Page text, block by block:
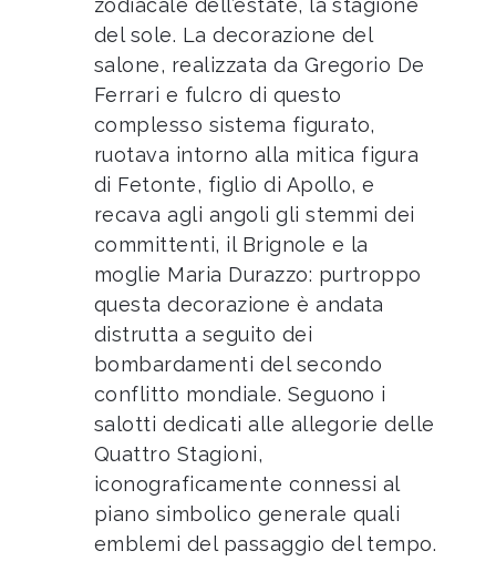
zodiacale dell’estate, la stagione
del sole. La decorazione del
salone, realizzata da Gregorio De
Ferrari e fulcro di questo
complesso sistema figurato,
ruotava intorno alla mitica figura
di Fetonte, figlio di Apollo, e
recava agli angoli gli stemmi dei
committenti, il Brignole e la
moglie Maria Durazzo: purtroppo
questa decorazione è andata
distrutta a seguito dei
bombardamenti del secondo
conflitto mondiale. Seguono i
salotti dedicati alle allegorie delle
Quattro Stagioni,
iconograficamente connessi al
piano simbolico generale quali
emblemi del passaggio del tempo.